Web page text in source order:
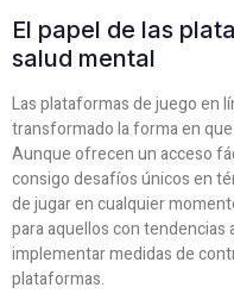
El papel de las
salud mental
Las plataformas de juego en
transformado la forma en
Aunque ofrecen un acceso
consigo desafíos únicos en
de jugar en cualquier
para aquellos con tendencias
implementar medidas de
plataformas.